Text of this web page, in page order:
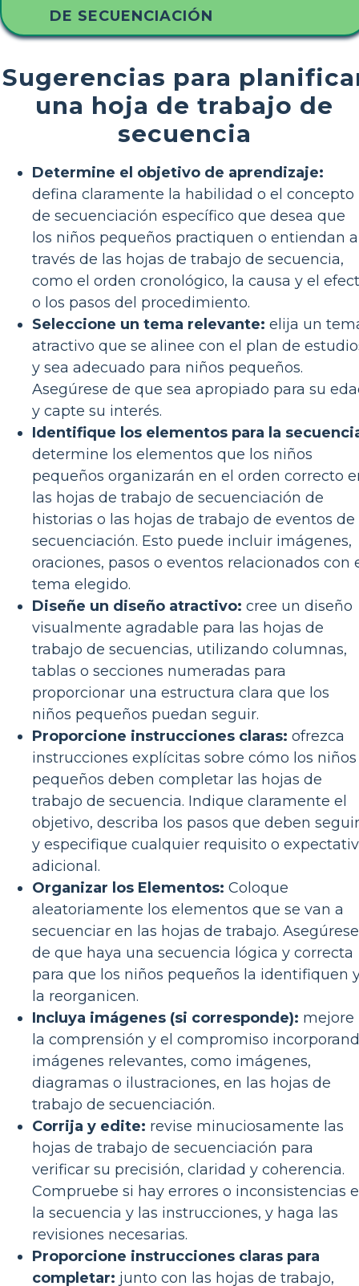
DE SECUENCIACIÓN
Sugerencias para
una hoja de trabajo de
secuencia
Determine el objetivo de aprendizaje:
defina claramente la habilidad o el concepto
de secuenciación específico que desea que
los niños pequeños practiquen o entiendan a
través de las hojas de trabajo de secuencia,
como el orden cronológico, la causa y el
o los pasos del procedimiento.
Seleccione un tema relevante: elija un
atractivo que se alinee con el plan de
y sea adecuado para niños pequeños.
Asegúrese de que sea apropiado para su
y capte su interés.
Identifique los elementos para la
determine los elementos que los niños
pequeños organizarán en el orden correcto
las hojas de trabajo de secuenciación de
historias o las hojas de trabajo de eventos de
secuenciación. Esto puede incluir imágenes,
oraciones, pasos o eventos relacionados con
tema elegido.
Diseñe un diseño atractivo: cree un diseño
visualmente agradable para las hojas de
trabajo de secuencias, utilizando columnas,
tablas o secciones numeradas para
proporcionar una estructura clara que los
niños pequeños puedan seguir.
Proporcione instrucciones claras: ofrezca
instrucciones explícitas sobre cómo los niños
pequeños deben completar las hojas de
trabajo de secuencia. Indique claramente el
objetivo, describa los pasos que deben seguir
y especifique cualquier requisito o
adicional.
Organizar los Elementos: Coloque
aleatoriamente los elementos que se van a
secuenciar en las hojas de trabajo. Asegúrese
de que haya una secuencia lógica y correcta
para que los niños pequeños la identifiquen
la reorganicen.
Incluya imágenes (si corresponde): mejore
la comprensión y el compromiso
imágenes relevantes, como imágenes,
diagramas o ilustraciones, en las hojas de
trabajo de secuenciación.
Corrija y edite: revise minuciosamente las
hojas de trabajo de secuenciación para
verificar su precisión, claridad y coherencia.
Compruebe si hay errores o inconsistencias
la secuencia y las instrucciones, y haga las
revisiones necesarias.
Proporcione instrucciones claras para
completar: junto con las hojas de trabajo,